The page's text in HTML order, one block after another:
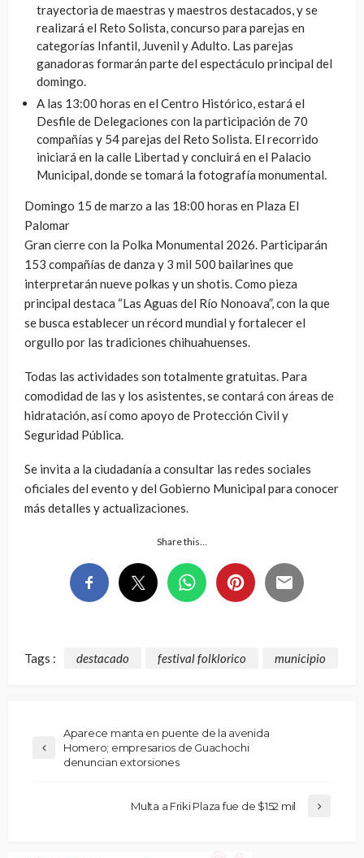
trayectoria de maestras y maestros destacados, y se
realizará el Reto Solista, concurso para parejas en
categorías Infantil, Juvenil y Adulto. Las parejas
ganadoras formarán parte del espectáculo principal del
domingo.
A las 13:00 horas en el Centro Histórico, estará el
Desfile de Delegaciones con la participación de 70
compañías y 54 parejas del Reto Solista. El recorrido
iniciará en la calle Libertad y concluirá en el Palacio
Municipal, donde se tomará la fotografía monumental.
Domingo 15 de marzo a las 18:00 horas en Plaza El
Palomar
Gran cierre con la Polka Monumental 2026. Participarán
153 compañías de danza y 3 mil 500 bailarines que
interpretarán nueve polkas y un shotis. Como pieza
principal destaca “Las Aguas del Río Nonoava”, con la que
se busca establecer un récord mundial y fortalecer el
orgullo por las tradiciones chihuahuenses.
Todas las actividades son totalmente gratuitas. Para
comodidad de las y los asistentes, se contará con áreas de
hidratación, así como apoyo de Protección Civil y
Seguridad Pública.
Se invita a la ciudadanía a consultar las redes sociales
oficiales del evento y del Gobierno Municipal para conocer
más detalles y actualizaciones.
Share this…
Tags : destacado festival folklorico municipio
Aparece manta en puente de la avenida
Homero; empresarios de Guachochi
denuncian extorsiones
Multa a Friki Plaza fue de $152 mil